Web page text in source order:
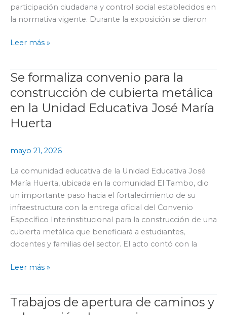
participación ciudadana y control social establecidos en
la normativa vigente. Durante la exposición se dieron
Leer más »
Se formaliza convenio para la
construcción de cubierta metálica
en la Unidad Educativa José María
Huerta
mayo 21, 2026
La comunidad educativa de la Unidad Educativa José
María Huerta, ubicada en la comunidad El Tambo, dio
un importante paso hacia el fortalecimiento de su
infraestructura con la entrega oficial del Convenio
Específico Interinstitucional para la construcción de una
cubierta metálica que beneficiará a estudiantes,
docentes y familias del sector. El acto contó con la
Se
formaliza
convenio
para
la
de
metálica
en
la
Unidad
Educativa
José
María
Leer más »
Trabajos de apertura de caminos y
Trabajos